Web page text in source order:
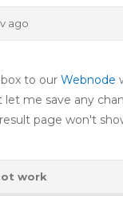
ago
box to ourWebnode
me save any
page won't
work